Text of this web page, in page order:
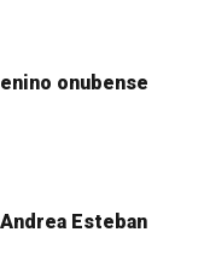
onubense
Esteban